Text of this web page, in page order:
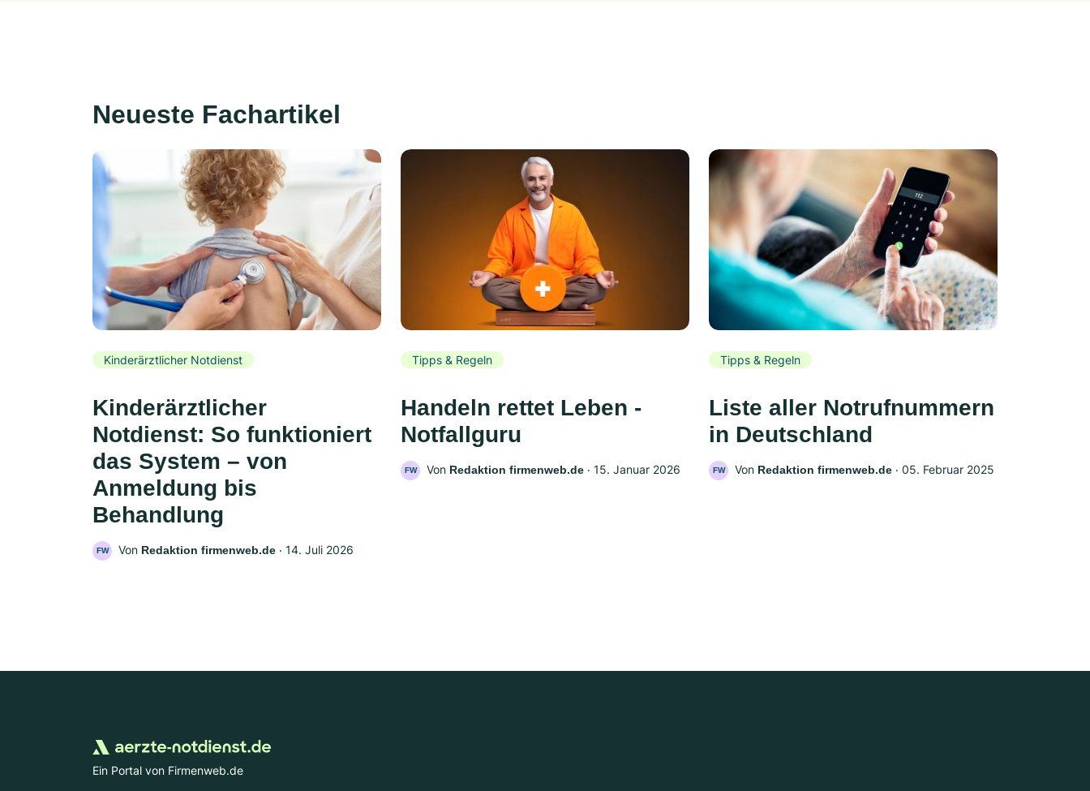
Neueste Fachartikel
Kinderärztlicher Notdienst
Kinderärztlicher
Notdienst: So funktioniert
das System – von
Anmeldung bis
Behandlung
FW Von Redaktion firmenweb.de ‧ 14. Juli 2026
Tipps & Regeln
Handeln rettet Leben -
Notfallguru
FW Von Redaktion firmenweb.de ‧ 15. Januar 2026
Tipps & Regeln
Liste aller Notrufnummern
in Deutschland
FW Von Redaktion firmenweb.de ‧ 05. Februar 2025
Ein Portal von Firmenweb.de